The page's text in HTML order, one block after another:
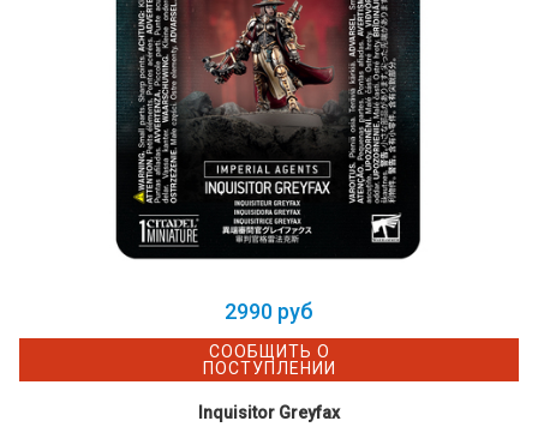
2990 руб
СООБЩИТЬ О
ПОСТУПЛЕНИИ
Inquisitor Greyfax